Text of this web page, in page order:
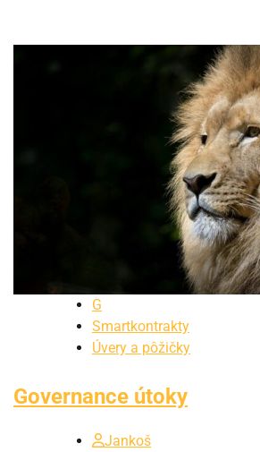
G
Smartkontrakty
Úvery a pôžičky
Governance útoky
Jankoš